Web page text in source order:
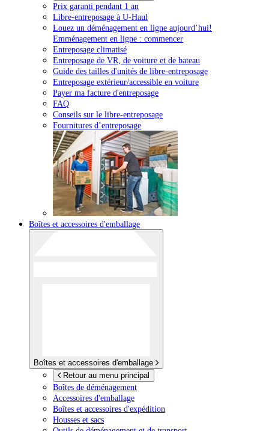
Prix garanti pendant 1 an
Libre-entreposage à U-Haul
Louez un déménagement en ligne aujourd’hui!
Emménagement en ligne : commencer
Entreposage climatisé
Entreposage de VR, de voiture et de bateau
Guide des tailles d'unités de libre-entreposage
Entreposage extérieur/accessible en voiture
Payer ma facture d'entreposage
FAQ
Conseils sur le libre-entreposage
Fournitures d’entreposage
Boîtes et accessoires d'emballage
Boîtes et accessoires d'emballage
Retour au menu principal
Boîtes de déménagement
Accessoires d'emballage
Boîtes et accessoires d'expédition
Housses et sacs